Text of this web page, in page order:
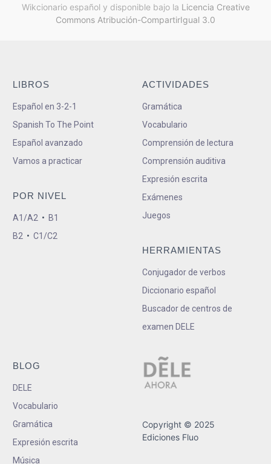
Wikcionario español y disponible bajo la Licencia Creative
Commons Atribución-CompartirIgual 3.0
LIBROS
Español en 3-2-1
Spanish To The Point
Español avanzado
Vamos a practicar
POR NIVEL
A1/A2 • B1
B2 • C1/C2
ACTIVIDADES
Gramática
Vocabulario
Comprensión de lectura
Comprensión auditiva
Expresión escrita
Exámenes
Juegos
HERRAMIENTAS
Conjugador de verbos
Diccionario español
Buscador de centros de
examen DELE
BLOG
DELE
Vocabulario
Gramática
Expresión escrita
Música
Copyright © 2025
Ediciones Fluo